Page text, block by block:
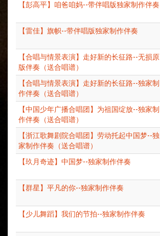
【彭高平】咱爸咱妈--带伴唱版独家制作伴奏
【雷佳】旗帜--带伴唱版独家制作伴奏
【合唱与情景表演】走好新的长征路--无损原
版伴奏（送合唱谱）
【合唱与情景表演】走好新的长征路--独家制
作伴奏（送合唱谱）
【中国少年广播合唱团】为祖国绽放--独家制
作伴奏（送合唱谱）
【浙江歌舞剧院合唱团】劳动托起中国梦--独
家制作伴奏（送合唱谱）
【玖月奇迹】中国梦--独家制作伴奏
【群星】平凡的你--独家制作伴奏
【少儿舞蹈】我们的节拍--独家制作伴奏